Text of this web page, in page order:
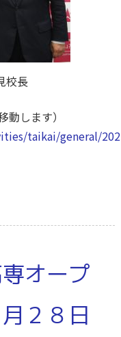
校長
動します）
taikai/general/
オープ
２８日